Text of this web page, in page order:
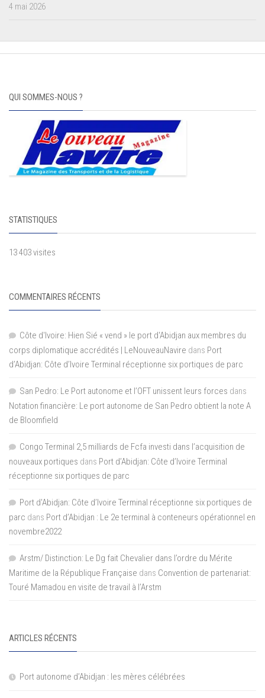
4 mai 2026
QUI SOMMES-NOUS ?
STATISTIQUES
13 403 visites
COMMENTAIRES RÉCENTS
Côte d'Ivoire: Hien Sié « vend » le port d'Abidjan aux membres du
corps diplomatique accrédités | LeNouveauNavire dans Port
d’Abidjan: Côte d’Ivoire Terminal réceptionne six portiques de parc
San Pedro: Le Port autonome et l’OFT unissent leurs forces dans
Notation financière: Le port autonome de San Pedro obtient la note A
de Bloomfield
Congo Terminal 2,5 milliards de Fcfa investi dans l’acquisition de
nouveaux portiques dans Port d’Abidjan: Côte d’Ivoire Terminal
réceptionne six portiques de parc
Port d'Abidjan: Côte d’Ivoire Terminal réceptionne six portiques de
parc dans Port d’Abidjan : Le 2e terminal à conteneurs opérationnel en
novembre2022
Arstm/ Distinction: Le Dg fait Chevalier dans l’ordre du Mérite
Maritime de la République Française dans Convention de partenariat:
Touré Mamadou en visite de travail à l’Arstm
ARTICLES RÉCENTS
Port autonome d’Abidjan : les mères célébrées